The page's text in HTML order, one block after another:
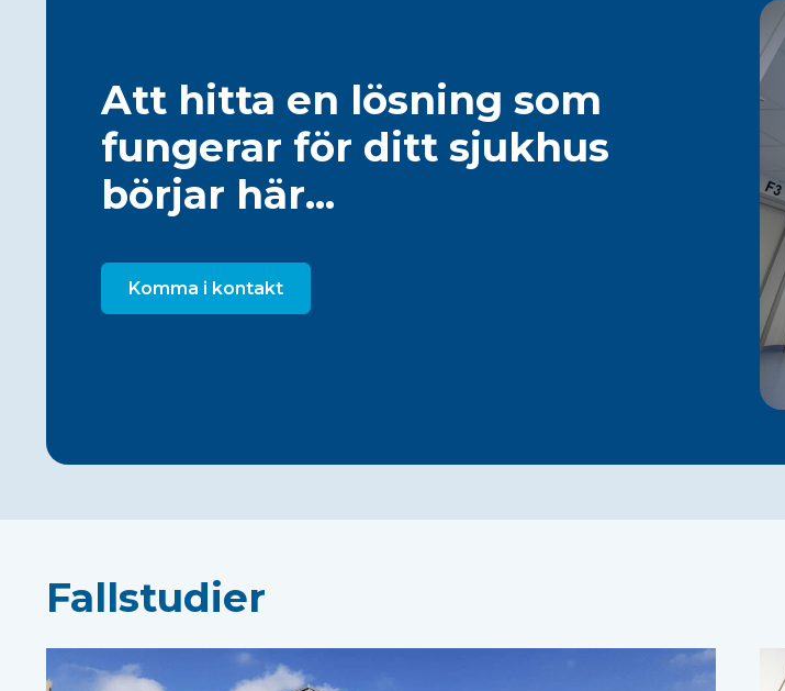
Att hitta en lösning som
fungerar för ditt sjukhus
börjar här...
Komma i kontakt
Fallstudier